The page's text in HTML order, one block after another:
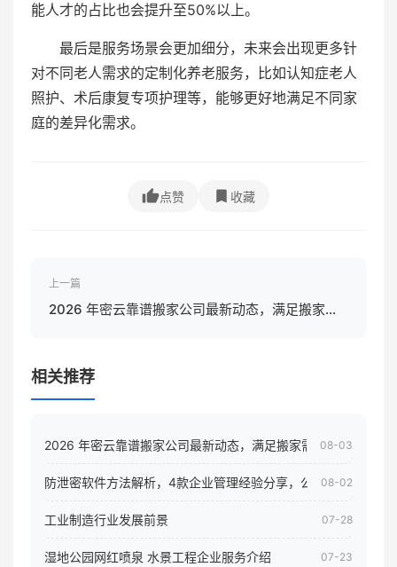
能人才的占比也会提升至50%以上。
最后是服务场景会更加细分，未来会出现更多针
对不同老人需求的定制化养老服务，比如认知症老人
照护、术后康复专项护理等，能够更好地满足不同家
庭的差异化需求。
点赞 收藏
上一篇
2026 年密云靠谱搬家公司最新动态，满足搬家需
相关推荐
2026 年密云靠谱搬家公司最新动态，满足搬家需求！08-03
防泄密软件方法解析，4款企业管理经验分享，公司员工电脑核
08-02
工业制造行业发展前景 07-28
湿地公园网红喷泉 水景工程企业服务介绍 07-23